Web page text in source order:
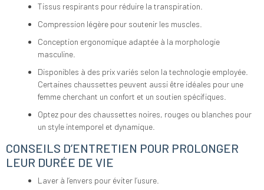
Tissus respirants pour réduire la transpiration.
Compression légère pour soutenir les muscles.
Conception ergonomique adaptée à la morphologie
masculine.
Disponibles à des prix variés selon la technologie employée.
Certaines chaussettes peuvent aussi être idéales pour une
femme cherchant un confort et un soutien spécifiques.
Optez pour des chaussettes noires, rouges ou blanches pour
un style intemporel et dynamique.
CONSEILS D’ENTRETIEN POUR PROLONGER
LEUR DURÉE DE VIE
Laver à l’envers pour éviter l’usure.